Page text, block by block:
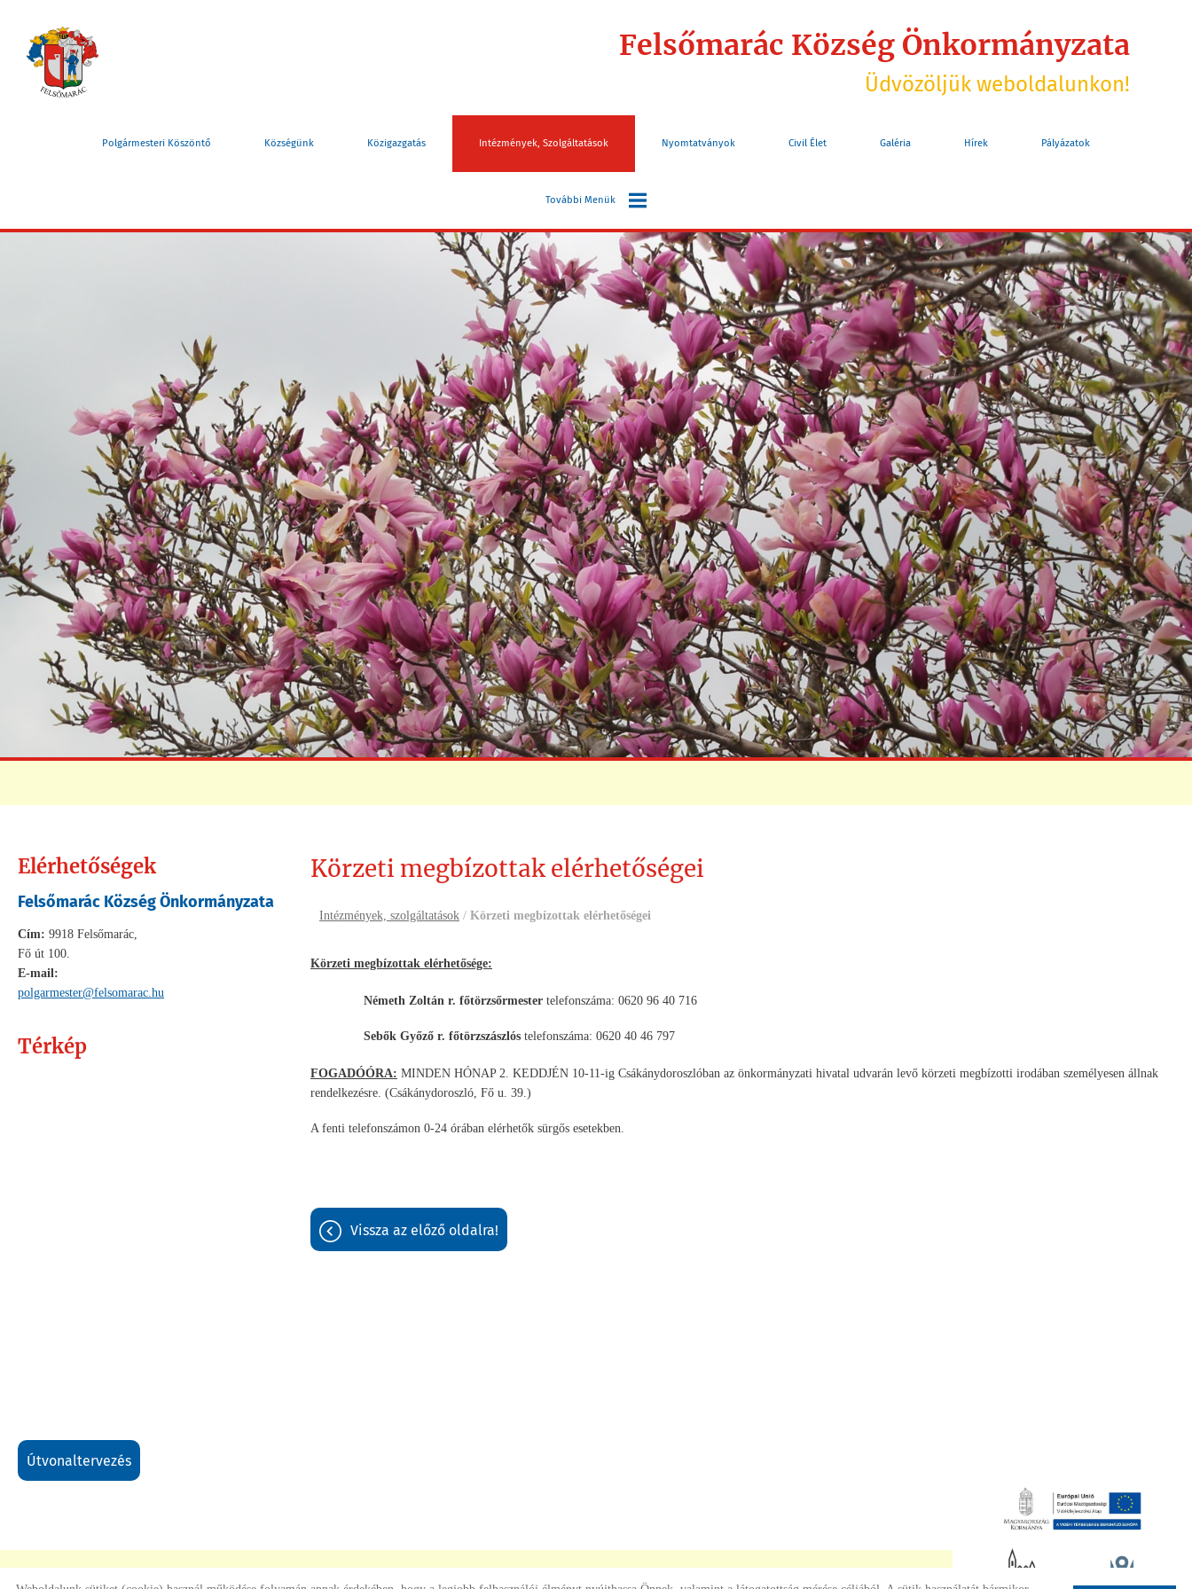
Felsőmarác Község Önkormányzata
Üdvözöljük weboldalunkon!
Polgármesteri Köszöntő Községünk Közigazgatás Intézmények, Szolgáltatások Nyomtatványok Civil Élet Galéria Hírek Pályázatok
További Menük
Választás
Információk
Elérhetőségek
KÖZÉRDEKŰ
ADATOK
Képviselő
Testületi Ülések
Jegyzőkönyvei
Képviselő
Testületi Ülések
Előterjesztés
Költségvetések
Elérhetőségek
Felsőmarác Község Önkormányzata
Cím: 9918 Felsőmarác,
Fő út 100.
E-mail:
polgarmester@felsomarac.hu
Térkép
útvonaltervezés
Körzeti megbízottak elérhetőségei
Intézmények, szolgáltatások / Körzeti megbízottak elérhetőségei
Körzeti megbízottak elérhetősége:
Németh Zoltán r. főtörzsőrmester telefonszáma: 0620 96 40 716
Sebők Győző r. főtörzszászlós telefonszáma: 0620 40 46 797
FOGADÓÓRA: MINDEN HÓNAP 2. KEDDJÉN 10-11-ig Csákánydoroszlóban az önkormányzati hivatal udvarán levő körzeti megbízotti irodában személyesen állnak
rendelkezésre. (Csákánydoroszló, Fő u. 39.)
A fenti telefonszámon 0-24 órában elérhetők sürgős esetekben.
vissza az előző oldalra!